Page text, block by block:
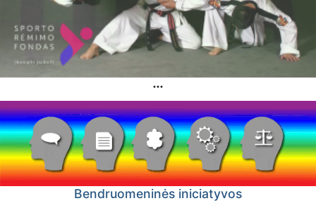
Bendruomeninės iniciatyvos